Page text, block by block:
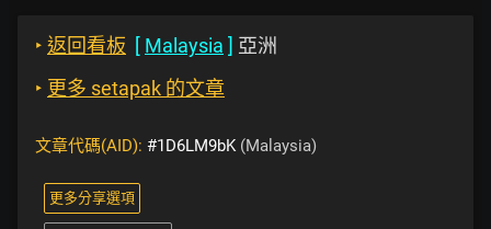
‣ 返回看板 [ Malaysia ] 亞洲
‣ 更多 setapak 的文章
文章代碼(AID): #1D6LM9bK(Malaysia)
更多分享選項